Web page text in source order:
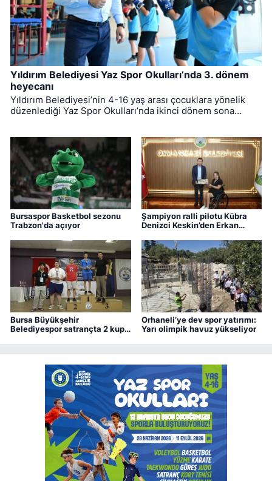
Yıldırım Belediyesi Yaz Spor Okulları’nda 3. dönem
heyecanı
Yıldırım Belediyesi’nin 4-16 yaş arası çocuklara yönelik
düzenlediği Yaz Spor Okulları’nda ikinci dönem sona
Bursaspor Basketbol sezonu
Trabzon'da açıyor
Şampiyon ralli pilotu Kübra
Denizci Keskin’den Erkan
Bursa Büyükşehir
Belediyespor satrançta 2 kupa
Orhaneli’ye dev spor yatırımı:
Yarı olimpik havuz yükseliyor